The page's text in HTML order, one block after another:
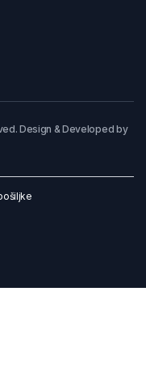
Design & Developed by